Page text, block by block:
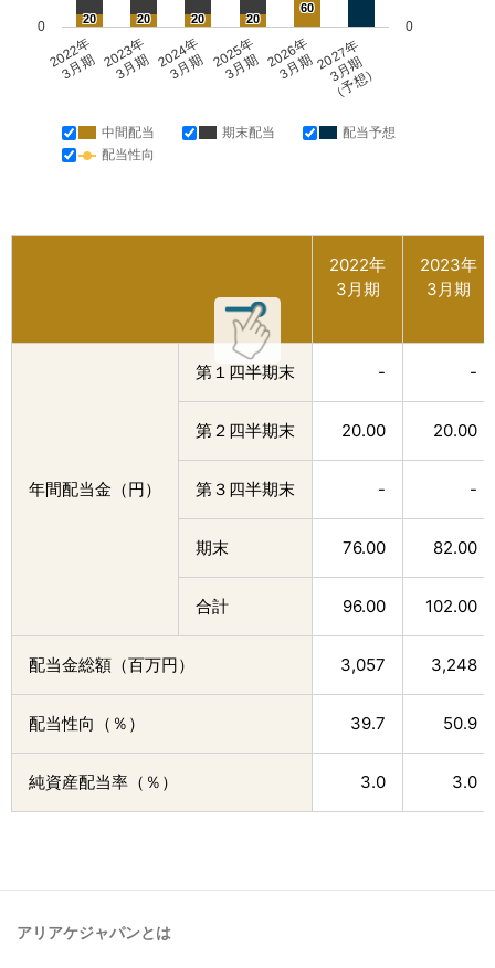
中間配当 期末配当
配当予想
配当性向
2022年
3月期 2023年
3月期 2024年
3月期 2025年
3月期 2026年
3月期2027年
3月期
（予想）
0 0
20 20 20 20
60
2022年
3月期
2023年
3月期
年間配当金（円）
第１四半期末 - -
第２四半期末 20.00 20.00
第３四半期末 - -
期末 76.00 82.00
合計 96.00 102.00
配当金総額（百万円） 3,057 3,248
配当性向（％） 39.7 50.9
純資産配当率（％） 3.0 3.0
アリアケジャパンとは